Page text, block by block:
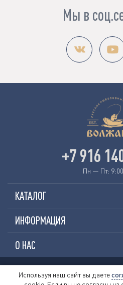
Мы в
КАТАЛОГ
ИНФОРМАЦИЯ
О НАС
+7 916
Пн — Пт:
Используя наш сайт вы даете